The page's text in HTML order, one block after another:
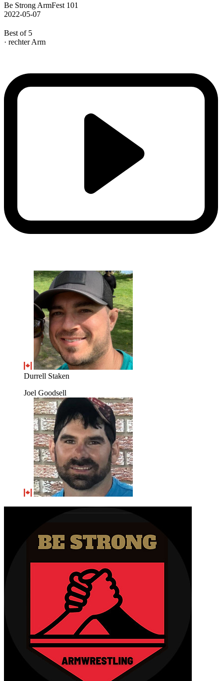
Be Strong ArmFest 101
2022-05-07
Best of 5
· rechter Arm
Durrell Staken
Joel Goodsell